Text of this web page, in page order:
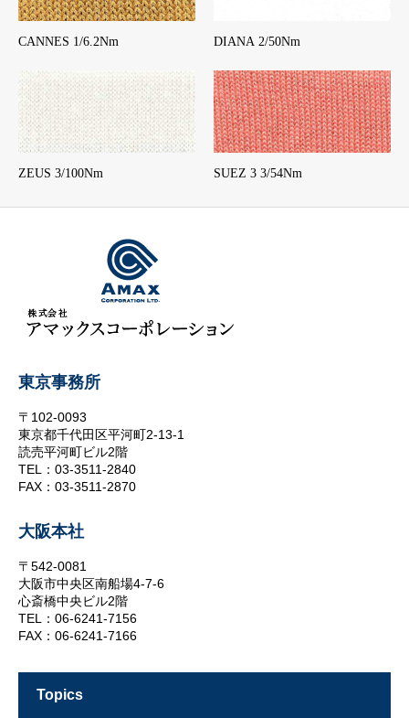
CANNES 1/6.2Nm DIANA 2/50Nm
ZEUS 3/100Nm SUEZ 3 3/54Nm
東京事務所
〒102-0093
東京都千代田区平河町2-13-1
読売平河町ビル2階
TEL：03-3511-2840
FAX：03-3511-2870
大阪本社
〒542-0081
大阪市中央区南船場4-7-6
心斎橋中央ビル2階
TEL：06-6241-7156
FAX：06-6241-7166
topics